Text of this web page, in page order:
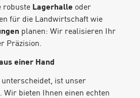
robuste Lagerhalle oder
für die Landwirtschaft wie
planen: Wir realisieren Ihr
Präzision.
einer Hand
ist unser
Wir bieten Ihnen einen echten